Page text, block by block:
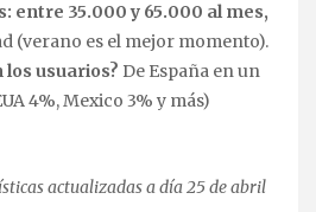
entre 35.000 y 65.000 al mes,
(verano es el mejor momento).
los usuarios? De España en un
4%, Mexico 3% y más)
actualizadas a día 25 de abril